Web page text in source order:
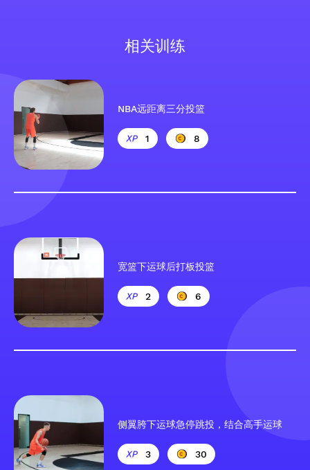
相关训练
NBA远距离三分投篮
1 8
宽篮下运球后打板投篮
2 6
侧翼胯下运球急停跳投，结合高手运球
3 30